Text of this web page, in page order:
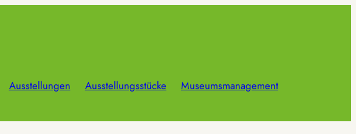
Ausstellungen Ausstellungsstücke
Museumsmanagement